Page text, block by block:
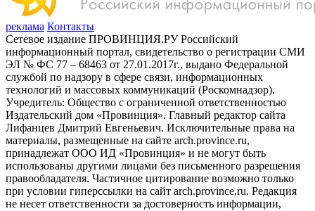
реклама Контакты
Сетевое издание ПРОВИНЦИЯ.РУ Российский
информационный портал, свидетельство о регистрации СМИ
ЭЛ № ФС 77 – 68463 от 27.01.2017г., выдано Федеральной
службой по надзору в сфере связи, информационных
технологий и массовых коммуникаций (Роскомнадзор).
Учредитель: Общество с ограниченной ответственностью
Издательский дом «Провинция». Главный редактор сайта
Лифанцев Дмитрий Евгеньевич. Исключительные права на
материалы, размещенные на сайте arch.province.ru,
принадлежат ООО ИД «Провинция» и не могут быть
использованы другими лицами без письменного разрешения
правообладателя. Частичное цитирование возможно только
при условии гиперссылки на сайт arch.province.ru. Редакция
не несет ответственности за достоверность информации,